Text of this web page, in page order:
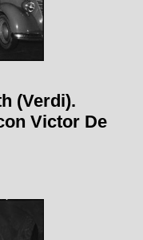
(Verdi).
Victor De